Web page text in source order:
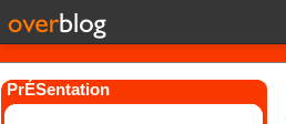
PrÉSentation